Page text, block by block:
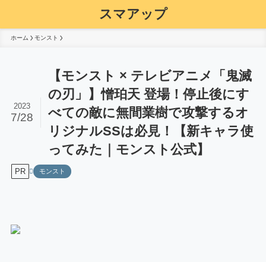
スマアップ
ホーム モンスト
【モンスト × テレビアニメ「鬼滅
の刃」】憎珀天 登場！停止後にす
べての敵に無間業樹で攻撃するオ
リジナルSSは必見！【新キャラ使
ってみた｜モンスト公式】
2023
7/28
PR モンスト